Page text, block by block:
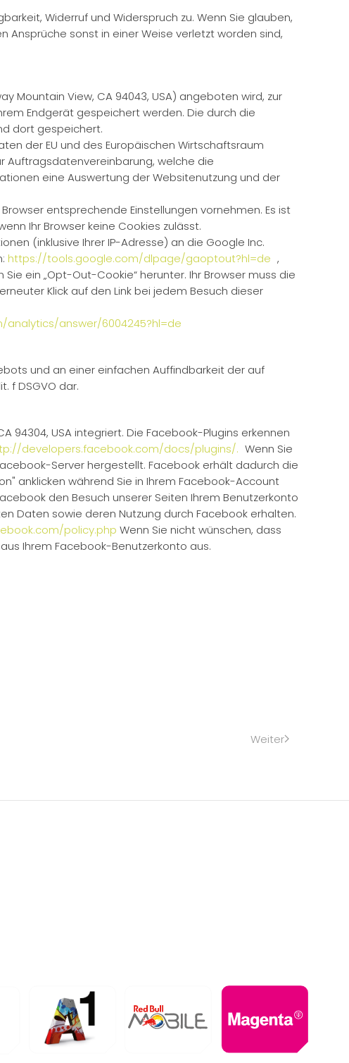
Widerruf und Widerspruch zu. Wenn Sie glauben,
sonst in einer Weise verletzt worden sind,
Mountain View, CA 94043, USA) angeboten wird, zur
Endgerät gespeichert werden. Die durch die
dort gespeichert.
der EU und des Europäischen Wirtschaftsraum
Auftragsdatenvereinbarung, welche die
eine Auswertung der Websitenutzung und der
entsprechende Einstellungen vornehmen. Es ist
Ihr Browser keine Cookies zulässt.
(inklusive Ihrer IP-Adresse) an die Google Inc.
https://tools.google.com/dlpage/gaoptout?hl=de ,
ein „Opt-Out-Cookie“ herunter. Ihr Browser muss die
Klick auf den Link bei jedem Besuch dieser
answer/6004245?hl=de
und an einer einfachen Auffindbarkeit der auf
f DSGVO dar.
94304, USA integriert. Die Facebook-Plugins erkennen
developers.facebook.com/docs/plugins/. Wenn Sie
Server hergestellt. Facebook erhält dadurch die
anklicken während Sie in Ihrem Facebook-Account
den Besuch unserer Seiten Ihrem Benutzerkonto
Daten sowie deren Nutzung durch Facebook erhalten.
policy.php Wenn Sie nicht wünschen, dass
Ihrem Facebook-Benutzerkonto aus.
Weiter